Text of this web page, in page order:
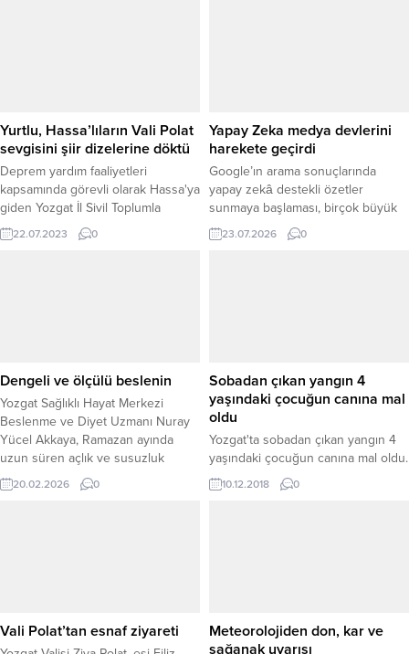
Yurtlu, Hassa’lıların Vali Polat
sevgisini şiir dizelerine döktü
Deprem yardım faaliyetleri
kapsamında görevli olarak Hassa'ya
giden Yozgat İl Sivil Toplumla
İlişkiler Müdürü Hakkı Yurtlu,
Hassa’lıların Yozgat Valisi Ziya
22.07.2023 0
Yapay Zeka medya devlerini
harekete geçirdi
Google’ın arama sonuçlarında
yapay zekâ destekli özetler
sunmaya başlaması, birçok büyük
medya kuruluşunun internet trafiği
ve reklam gelirlerinde ciddi düşüşe
yapay zekâ özetlerinin kullanıcıların
haber sitelerine tıklama...
23.07.2026 0
Dengeli ve ölçülü beslenin
Yozgat Sağlıklı Hayat Merkezi
Beslenme ve Diyet Uzmanı Nuray
Yücel Akkaya, Ramazan ayında
uzun süren açlık ve susuzluk
nedeniyle değişen beslenme
düzenine dikkat çekerek, sağlıklı
20.02.2026 0
Sobadan çıkan yangın 4
yaşındaki çocuğun canına mal
oldu
Yozgat'ta sobadan çıkan yangın 4
yaşındaki çocuğun canına mal oldu.
10.12.2018 0
Vali Polat’tan esnaf ziyareti
Meteorolojiden don, kar ve
sağanak uyarısı